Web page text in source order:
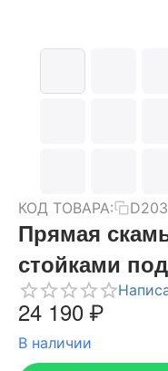
КОД ТОВАРА:
Прямая
стойками
24 190₽
В наличии